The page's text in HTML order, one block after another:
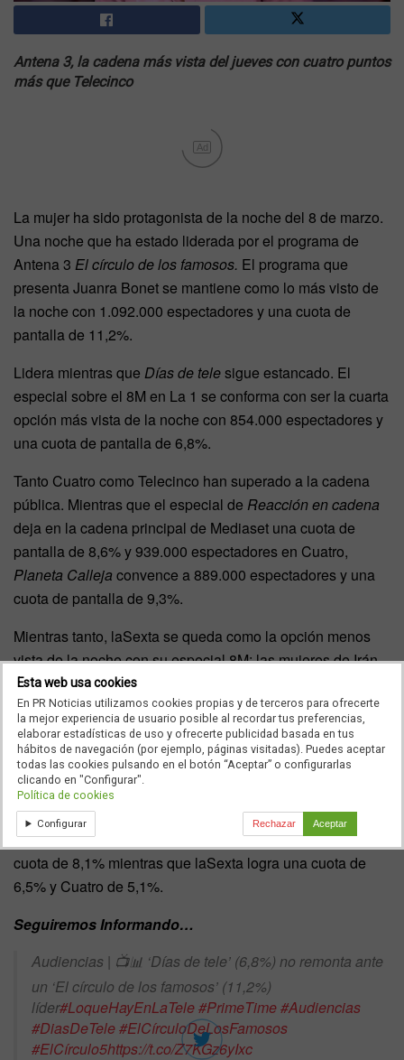
Antena 3, la cadena más vista del jueves con cuatro puntos
más que Telecinco
Ad
La mujer ha sido protagonista de la noche del 8 de marzo.
Una noche que ha estado liderada por el programa de
Antena 3 El círculo de los famosos. El programa que
presenta Juanra Bonet se mantiene como lo más visto de
la noche con 1.092.000 espectadores y una cuota de
pantalla de 11,2%.
Lidera mientras que Días de telesigue estancado. El
especial sobre el 8M en La 1 se conforma con ser la cuarta
opción más vista de la noche con 854.000 espectadores y
una cuota de pantalla de 6,8%.
Tanto Cuatro como Telecinco han superado a la cadena
pública. Mientras que el especial de Reacción en cadena
deja en la cadena principal de Mediaset una cuota de
pantalla de 8,6% y 939.000 espectadores en Cuatro,
Planeta Calleja convence a 889.000 espectadores y una
cuota de pantalla de 9,3%.
Mientras tanto, laSexta se queda como la opción menos
vista de la noche con su especial 8M: las mujeres de Irán
con el que convence a 574.000 espectadores y alcanza
4,7 puntos de share.
Antena 3 se lleva el día
Con un promedio de 14,9%, Antena 3 se convierte en la
televisión más vista del día. Superó en cuatro puntos a
Telecinco, con 10,9%. Este jueves, La 1 cae hasta una
cuota de 8,1% mientras que laSexta logra una cuota de
6,5% y Cuatro de 5,1%.
Seguiremos Informando…
Audiencias | 📺📊 ‘Días de tele’ (6,8%) no remonta ante
un ‘El círculo de los famosos’ (11,2%)
líder#LoqueHayEnLaTele#PrimeTime#Audiencias
#DiasDeTele#ElCírculoDeLosFamosos
#ElCírculo5https://t.co/Z7KGz6yIxc
Esta web usa cookies
En PR Noticias utilizamos cookies propias y de terceros para ofrecerte
la mejor experiencia de usuario posible al recordar tus preferencias,
elaborar estadísticas de uso y ofrecerte publicidad basada en tus
hábitos de navegación (por ejemplo, páginas visitadas). Puedes aceptar
todas las cookies pulsando en el botón “Aceptar” o configurarlas
clicando en "Configurar".
Política de cookies
Configurar Rechazar Aceptar